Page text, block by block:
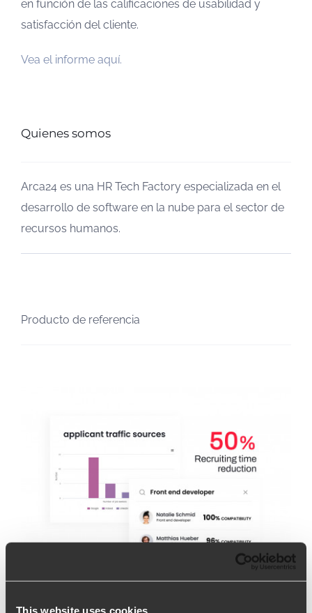
This website uses cookies
en función de las calificaciones de usabilidad y
satisfacción del cliente.
Vea el informe aquí.
Quienes somos
Arca24 es una HR Tech Factory especializada en el
desarrollo de software en la nube para el sector de
recursos humanos.
Producto de referencia